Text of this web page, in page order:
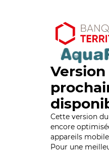
Cette version du
encore
appareils
Pour une